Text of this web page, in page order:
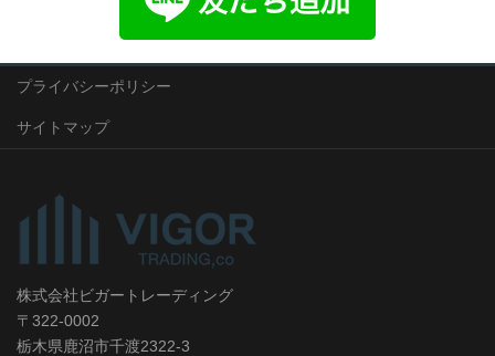
プライバシーポリシー
サイトマップ
株式会社ビガートレーディング
〒322-0002
栃木県鹿沼市千渡2322-3